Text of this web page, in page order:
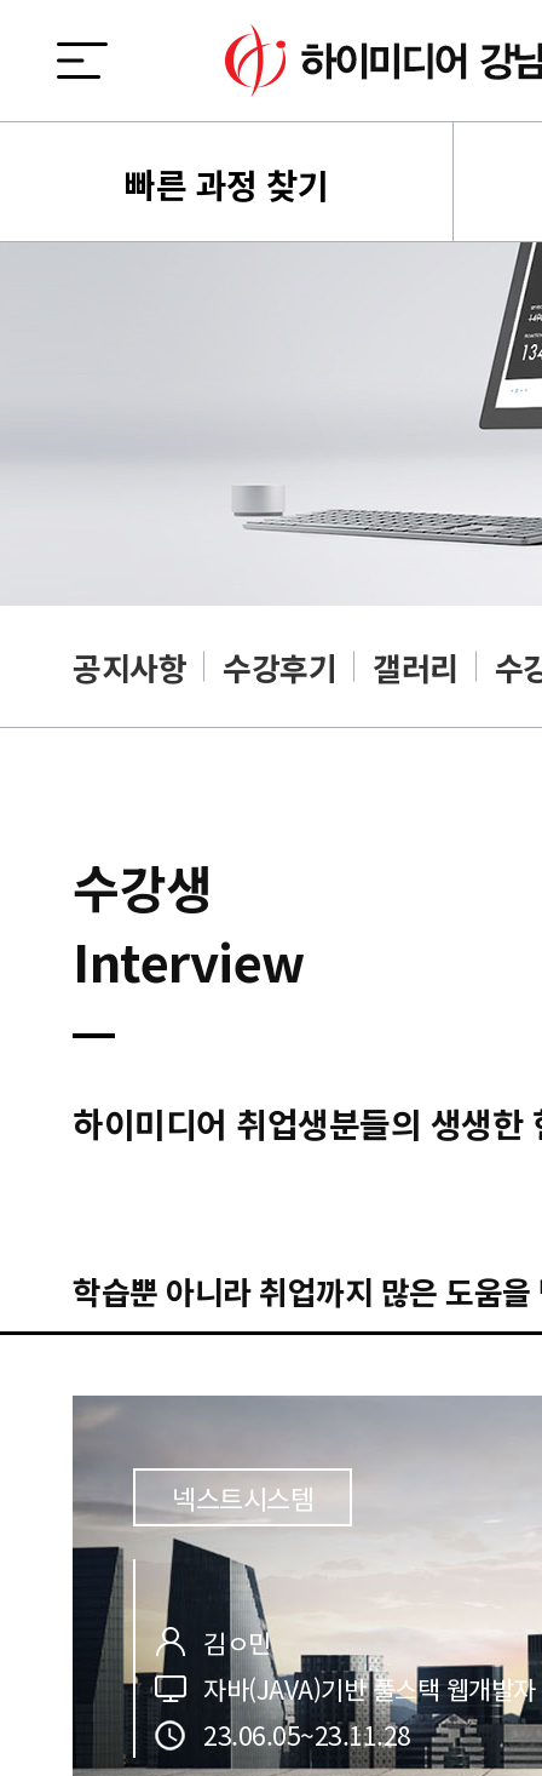
빠른 과정 찾기
공지사항 수강후기 갤러리 수
수강생
Interview
하이미디어 취업생분들의 생생한
학습뿐 아니라 취업까지 많은 도움
넥스트시스템
김ㅇ민
자바(JAVA)기반 풀스택 웹개발자
23.06.05~23.11.28